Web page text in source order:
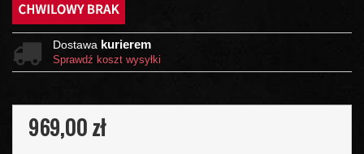
Dostawa kurierem
Sprawdź koszt wysyłki
969,00 zł